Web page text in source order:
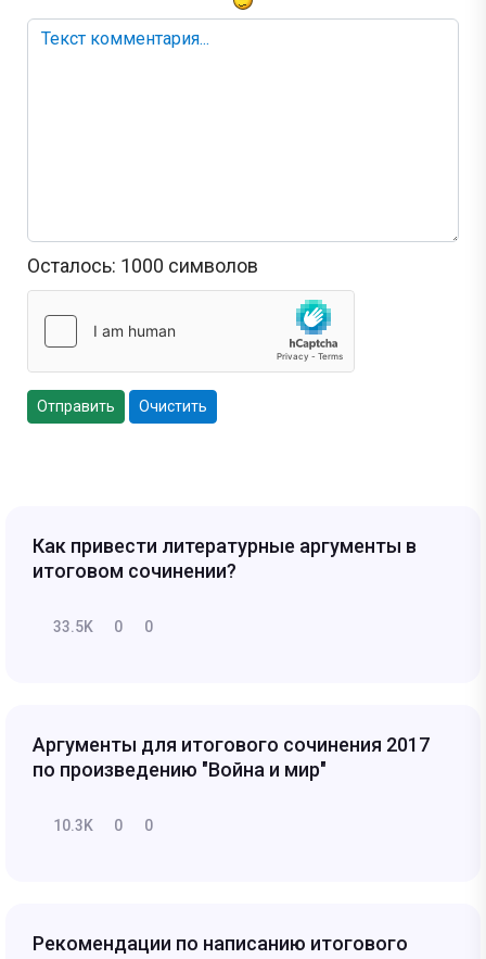
Осталось: 1000 символов
Отправить Очистить
Как привести литературные аргументы в
итоговом сочинении?
33.5K 0 0
Аргументы для итогового сочинения 2017
по произведению "Война и мир"
10.3K 0 0
Рекомендации по написанию итогового